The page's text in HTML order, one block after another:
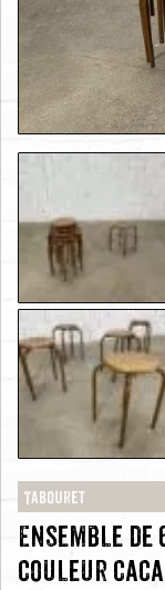
Tabouret
Ensemble
couleur caca